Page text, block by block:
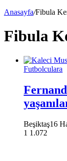
Anasayfa/Fibula
Fibula
Futbolculara
Beşiktaş16
1 1.072